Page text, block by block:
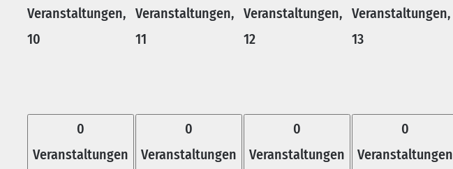
Veranstaltungen,
10
Veranstaltungen,
11
Veranstaltungen,
12
Veranstaltungen,
13
0
Veranstaltungen
0
Veranstaltungen
0
Veranstaltungen
0
Veranstaltungen